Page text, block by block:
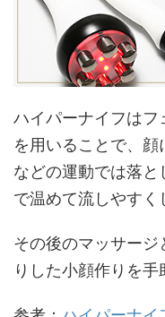
ハイパーナイフは
を用いることで、
などの運動では落
で温めて流しやすく
その後のマッサージ
りした小顔作りを手